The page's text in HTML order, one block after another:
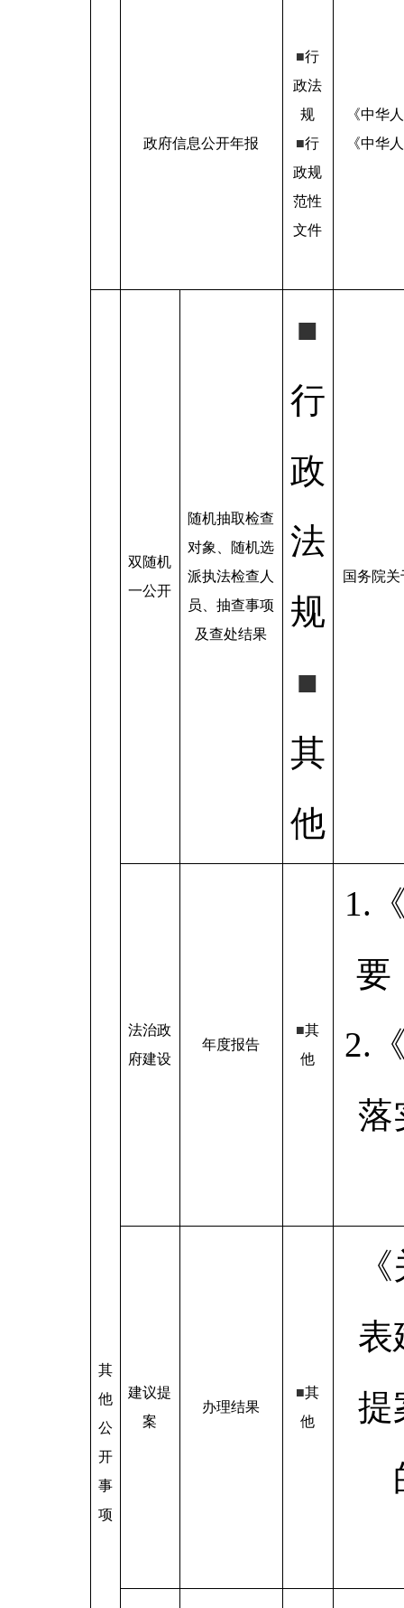
政府信息公开年报
■行
政法
规
■行
政规
范性
文件
《中华
《中华
其
他
公
开
事
项
双随机
一公开
随机抽取检查
对象、随机选
派执法检查人
员、抽查事项
及查处结果
■
行
政
法
规
■
其
他
国务院
法治政
府建设
年度报告
■其
他
1.
要
2.
落
建议提
案
办理结果
■其
他
表
提